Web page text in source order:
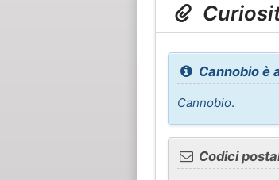
Cannobio è
Cannobio.
Codici